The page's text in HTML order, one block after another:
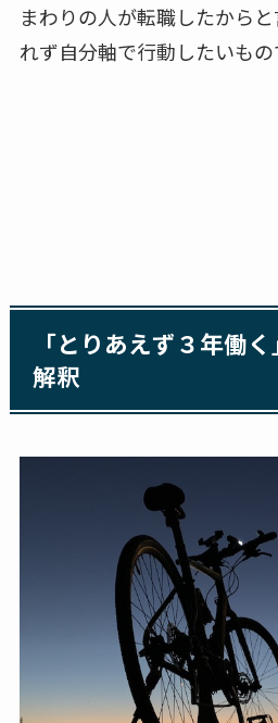
まわりの人が転職したから
れず自分軸で行動したいもの
「とりあえず３年働
解釈